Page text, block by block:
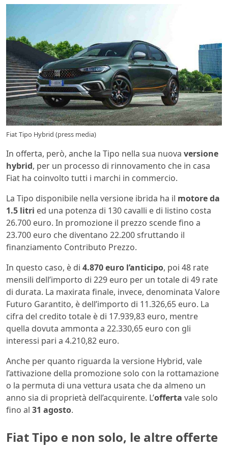
Fiat Tipo Hybrid (press media)
In offerta, però, anche la Tipo nella sua nuova versione
hybrid, per un processo di rinnovamento che in casa
Fiat ha coinvolto tutti i marchi in commercio.
La Tipo disponibile nella versione ibrida ha il motore da
1.5 litri ed una potenza di 130 cavalli e di listino costa
26.700 euro. In promozione il prezzo scende fino a
23.700 euro che diventano 22.200 sfruttando il
finanziamento Contributo Prezzo.
In questo caso, è di 4.870 euro l’anticipo, poi 48 rate
mensili dell’importo di 229 euro per un totale di 49 rate
di durata. La maxirata finale, invece, denominata Valore
Futuro Garantito, è dell’importo di 11.326,65 euro. La
cifra del credito totale è di 17.939,83 euro, mentre
quella dovuta ammonta a 22.330,65 euro con gli
interessi pari a 4.210,82 euro.
Anche per quanto riguarda la versione Hybrid, vale
l’attivazione della promozione solo con la rottamazione
o la permuta di una vettura usata che da almeno un
anno sia di proprietà dell’acquirente. L’offerta vale solo
fino al 31 agosto.
Fiat Tipo e non solo, le altre offerte